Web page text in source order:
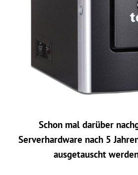
Schon mal darüber
Serverhardware nach 5
ausgetauscht